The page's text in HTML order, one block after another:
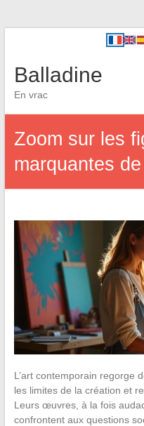
Balladine
En vrac
Zoom sur les
marquantes
L’art contemporain regorge
les limites de la création et
Leurs œuvres, à la fois
confrontent aux questions